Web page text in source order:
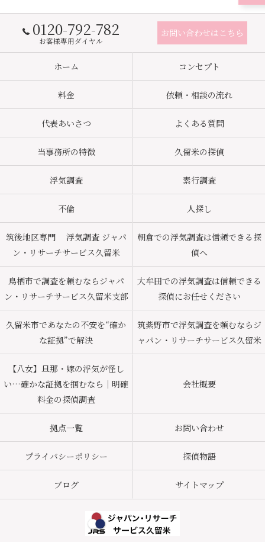
0120-792-782
お客様専用ダイヤル
お問い合わせはこちら
ホーム コンセプト
料金 依頼・相談の流れ
代表あいさつ よくある質問
当事務所の特徴 久留米の探偵
浮気調査 素行調査
不倫 人探し
筑後地区専門 浮気調査 ジャパ
ン・リサーチサービス久留米
朝倉での浮気調査は信頼できる探
偵へ
鳥栖市で調査を頼むならジャパ
ン・リサーチサービス久留米支部
大牟田での浮気調査は信頼できる
探偵にお任せください
久留米市であなたの不安を“確か
な証拠”で解決
筑紫野市で浮気調査を頼むならジ
ャパン・リサーチサービス久留米
【八女】旦那・嫁の浮気が怪し
い…確かな証拠を掴むなら｜明確
料金の探偵調査
会社概要
拠点一覧 お問い合わせ
プライバシーポリシー 探偵物語
ブログ サイトマップ